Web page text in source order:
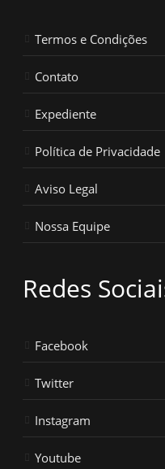
Termos e Condições
Contato
Expediente
Política de Privacidade
Aviso Legal
Nossa Equipe
Redes
Facebook
Twitter
Instagram
Youtube